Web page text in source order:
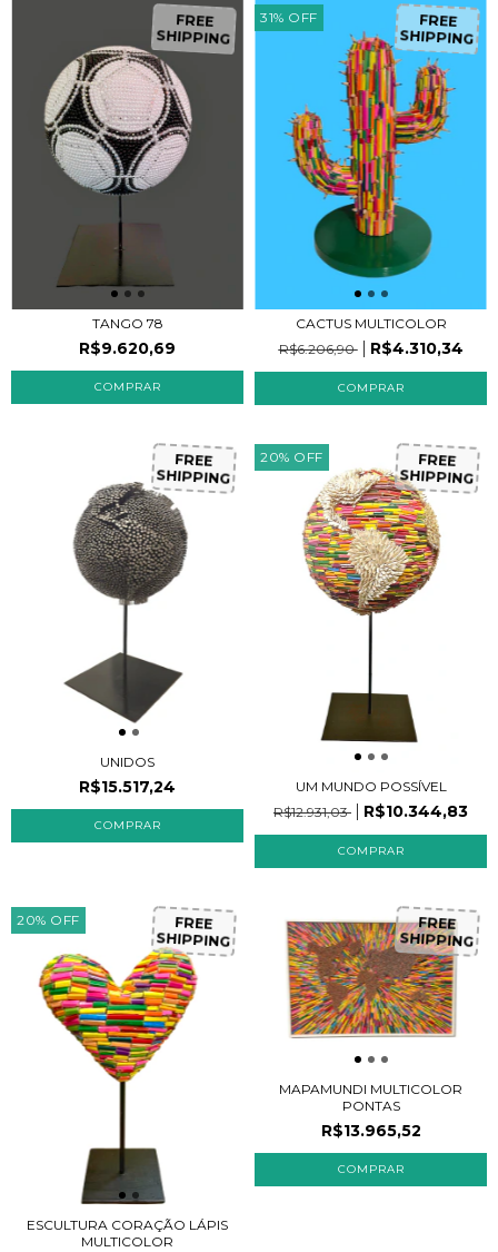
FREE
SHIPPING
TANGO 78
R$9.620,69
31% OFF FREE
SHIPPING
CACTUS MULTICOLOR
R$6.206,90
R$4.310,34
FREE
SHIPPING
UNIDOS
R$15.517,24
20% OFF FREE
SHIPPING
UM MUNDO POSSÍVEL
R$12.931,03
R$10.344,83
20% OFF FREE
SHIPPING
ESCULTURA CORAÇÃO LÁPIS
MULTICOLOR
FREE
SHIPPING
MAPAMUNDI MULTICOLOR
PONTAS
R$13.965,52